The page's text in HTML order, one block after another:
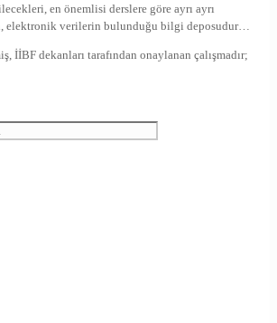
en önemlisi derslere göre ayrı ayrı
elektronik verilerin bulunduğu bilgi deposudur…
İİBF dekanları tarafından onaylanan çalışmadır;